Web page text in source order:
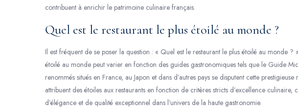
contribuent à enrichir le patrimoine culinaire français.
Quel est le restaurant le plus étoilé au monde ?
Il est fréquent de se poser la question : « Quel est le restaurant le plus étoilé au monde ?
étoilé au monde peut varier en fonction des guides gastronomiques tels que le Guide
renommés situés en France, au Japon et dans d’autres pays se disputent cette
attribuent des étoiles aux restaurants en fonction de critères stricts d’excellence
d’élégance et de qualité exceptionnel dans l’univers de la haute gastronomie.